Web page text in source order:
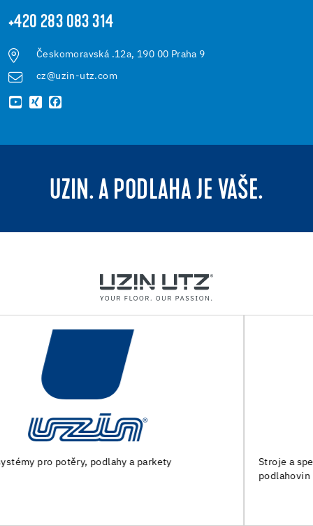
+420 283 083 314
Českomoravská .12a, 190 00 Praha 9
cz@uzin-utz.com
UZIN. A PODLAHA JE VAŠE.
Stroje a speciální nářadí pro přípravu podkladu a pokládku